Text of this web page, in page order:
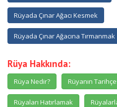
Rüyada Çınar Ağacı Kesmek
Rüyada Çınar Ağacına Tırmanmak
Rüya Hakkında:
Rüya Nedir? Rüyanın
Rüyaları Hatırlamak